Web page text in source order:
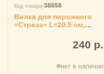
Код товара:38858
Вилка для пирожного
«Стреза» L=20.5 см,
240 р.
нет в наличии